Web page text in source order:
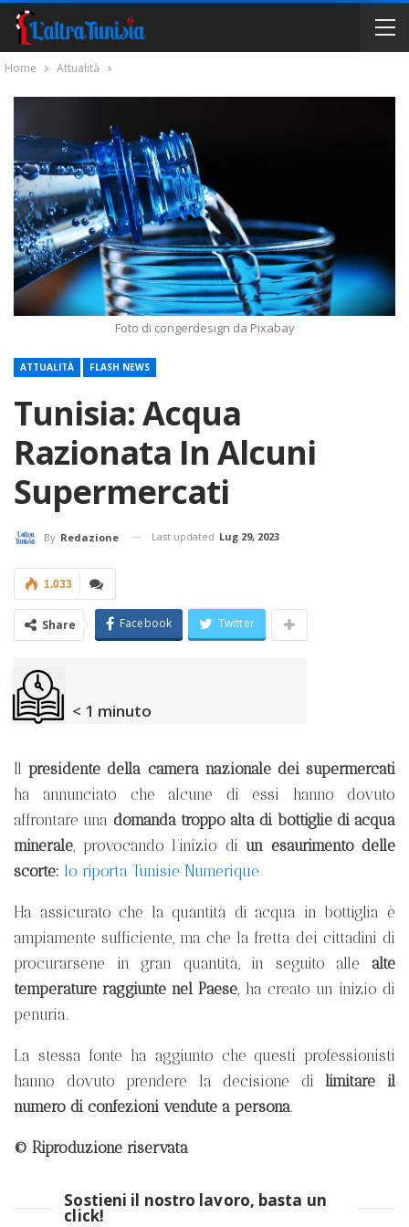
Home Attualità
Foto di congerdesign da Pixabay
ATTUALITÀ FLASH NEWS
Tunisia: Acqua
Razionata In Alcuni
Supermercati
By Redazione Last updated Lug 29, 2023
1.033
Share Facebook Twitter
< 1 minuto
Ilpresidente della camera nazionale dei supermercati
ha annunciato che alcune di essi hanno dovuto
affrontare una domanda troppo alta di bottiglie di acqua
minerale , provocando l’inizio di un esaurimento delle
scorte: lo riporta Tunisie Numerique
Ha assicurato che la quantità di acqua in bottiglia è
ampiamente sufficiente, ma che la fretta dei cittadini di
procurarsene in gran quantità, in seguito alle alte
temperature raggiunte nel Paese , ha creato un inizio di
penuria.
La stessa fonte ha aggiunto che questi professionisti
hanno dovuto prendere la decisione dilimitare il
numero di confezioni vendute a persona.
© Riproduzione riservata
Sostieni il nostro lavoro, basta un
click!